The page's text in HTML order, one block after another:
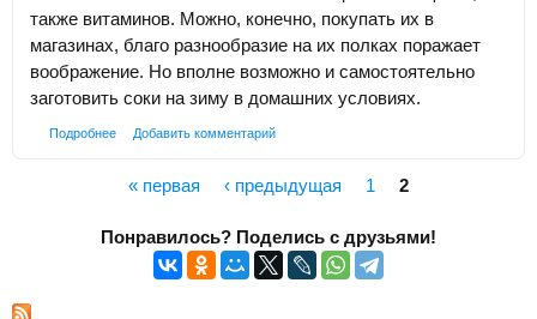
также витаминов. Можно, конечно, покупать их в
магазинах, благо разнообразие на их полках поражает
воображение. Но вполне возможно и самостоятельно
заготовить соки на зиму в домашних условиях.
Подробнее Добавить комментарий
« первая ‹ предыдущая 1 2
Понравилось? Поделись с друзьями!